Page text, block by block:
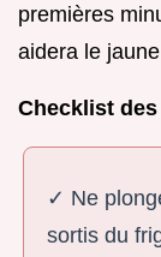
premières
aidera le
Checklist
✓ Ne
sortis du